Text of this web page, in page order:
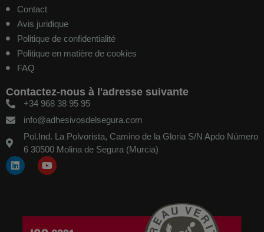
Contact
Avis juridique
Politique de confidentialité
Politique en matière de cookies
FAQ
Contactez-nous à l'adresse suivante
+34 968 38 95 95
info@adhesivosdelsegura.com
Pol.Ind. La Polvorista, Camino de la Gloria S/N Apdo Número
6 30500 Molina de Segura (Murcia)